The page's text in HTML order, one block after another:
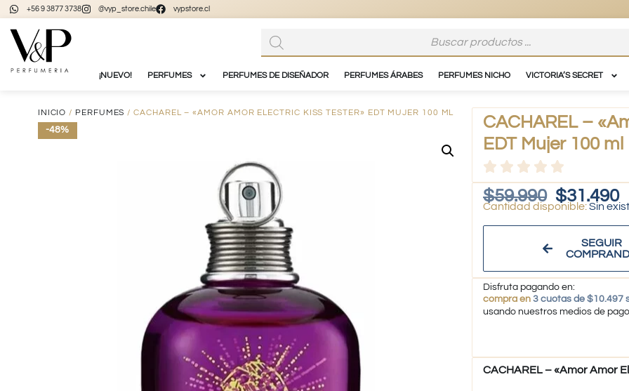
+56 9 3877 3738 @vyp_store.chile vypstore.cl
¡NUEVO! PERFUMES PERFUMES DE DISEÑADOR PERFUMES ÁRABES PERFUMES NICHO VICTORIA’S SECRET
INICIO / PERFUMES / CACHAREL – «AMOR AMOR ELECTRIC KISS TESTER» EDT MUJER 100 ML
-48%
CACHAREL –
EDT Mujer 100 ml
$59.990 $31.490
Sin
SEGUIR
Disfruta pagando en:
compra en 3 cuotas de $10.497
usando nuestros medios de pago
CACHAREL – «Amor Amor